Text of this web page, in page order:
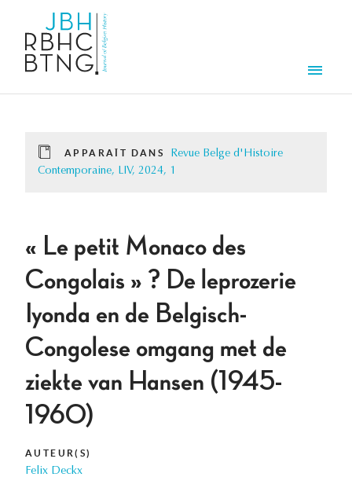
APPARAÎT DANS
Revue Belge d'Histoire
Contemporaine, LIV, 2024, 1
« Le petit Monaco des
Congolais » ? De leprozerie
Iyonda en de Belgisch-
Congolese omgang met de
ziekte van Hansen (1945-
1960)
AUTEUR(S)
Felix Deckx